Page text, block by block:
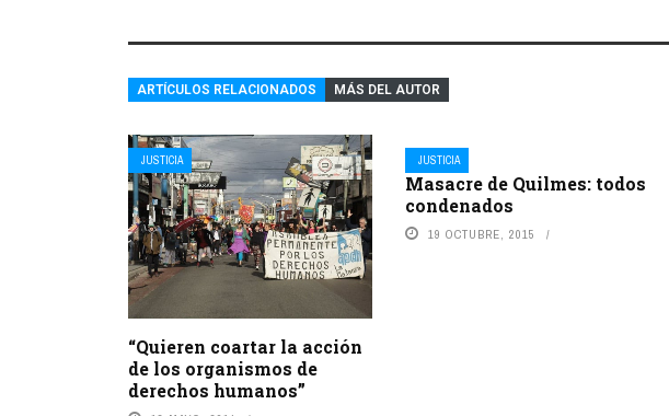
ARTÍCULOS RELACIONADOS MÁS DEL AUTOR
JUSTICIA
“Quieren coartar la acción
de los organismos de
derechos humanos”
JUSTICIA
Masacre de Quilmes: todos
condenados
19 OCTUBRE, 2015